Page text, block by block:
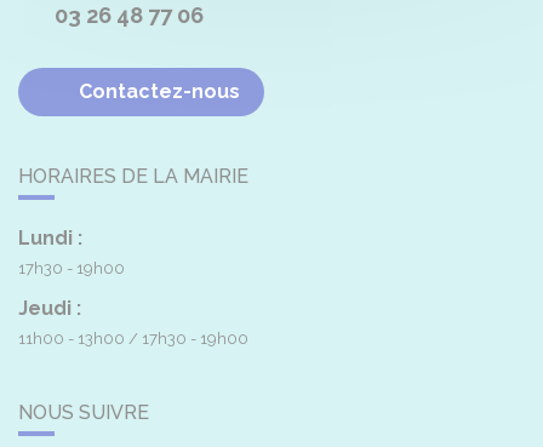
03 26 48 77 06
Contactez-nous
HORAIRES DE LA MAIRIE
Lundi :
17h30 - 19h00
Jeudi :
11h00 - 13h00 17h30 - 19h00
NOUS SUIVRE